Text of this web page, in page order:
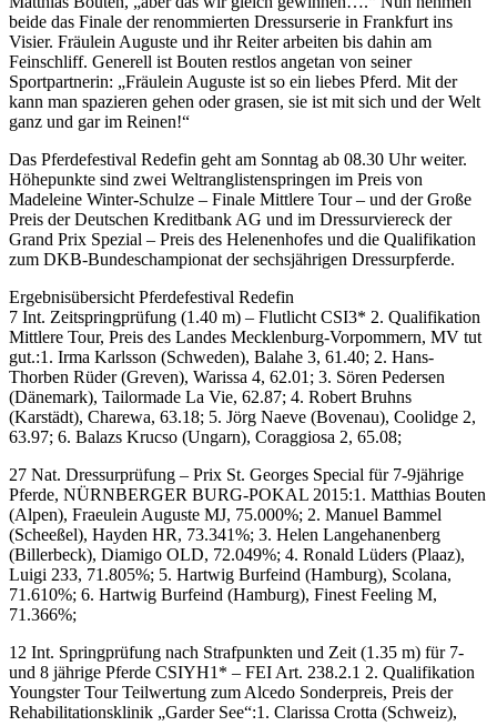
beide das Finale der renommierten Dressurserie in Frankfurt ins
Visier. Fräulein Auguste und ihr Reiter arbeiten bis dahin am
Feinschliff. Generell ist Bouten restlos angetan von seiner
Sportpartnerin: „Fräulein Auguste ist so ein liebes Pferd. Mit der
kann man spazieren gehen oder grasen, sie ist mit sich und der Welt
ganz und gar im Reinen!“
Das Pferdefestival Redefin geht am Sonntag ab 08.30 Uhr weiter.
Höhepunkte sind zwei Weltranglistenspringen im Preis von
Madeleine Winter-Schulze – Finale Mittlere Tour – und der Große
Preis der Deutschen Kreditbank AG und im Dressurviereck der
Grand Prix Spezial – Preis des Helenenhofes und die Qualifikation
zum DKB-Bundeschampionat der sechsjährigen Dressurpferde.
Ergebnisübersicht Pferdefestival Redefin
7 Int. Zeitspringprüfung (1.40 m) – Flutlicht CSI3* 2. Qualifikation
Mittlere Tour, Preis des Landes Mecklenburg-Vorpommern, MV tut
gut.:1. Irma Karlsson (Schweden), Balahe 3, 61.40; 2. Hans-
Thorben Rüder (Greven), Warissa 4, 62.01; 3. Sören Pedersen
(Dänemark), Tailormade La Vie, 62.87; 4. Robert Bruhns
(Karstädt), Charewa, 63.18; 5. Jörg Naeve (Bovenau), Coolidge 2,
63.97; 6. Balazs Krucso (Ungarn), Coraggiosa 2, 65.08;
27 Nat. Dressurprüfung – Prix St. Georges Special für 7-9jährige
Pferde, NÜRNBERGER BURG-POKAL 2015:1. Matthias Bouten
(Alpen), Fraeulein Auguste MJ, 75.000%; 2. Manuel Bammel
(Scheeßel), Hayden HR, 73.341%; 3. Helen Langehanenberg
(Billerbeck), Diamigo OLD, 72.049%; 4. Ronald Lüders (Plaaz),
Luigi 233, 71.805%; 5. Hartwig Burfeind (Hamburg), Scolana,
71.610%; 6. Hartwig Burfeind (Hamburg), Finest Feeling M,
71.366%;
12 Int. Springprüfung nach Strafpunkten und Zeit (1.35 m) für 7-
und 8 jährige Pferde CSIYH1* – FEI Art. 238.2.1 2. Qualifikation
Youngster Tour Teilwertung zum Alcedo Sonderpreis, Preis der
Rehabilitationsklinik „Garder See“:1. Clarissa Crotta (Schweiz),